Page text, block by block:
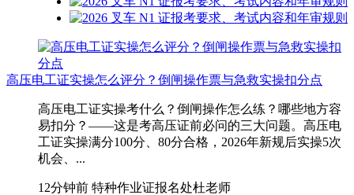
高压电工证实操怎么评分？倒闸操作票与急救实操扣分点
高压电工证实操考什么？倒闸操作怎么练？哪些地方容
易扣分？——这是考高压证前必问的三大问题。高压电
工证实操满分100分、80分合格，2026年新规后实操5次
机会、...
12分钟前 特种作业证报名处杜老师